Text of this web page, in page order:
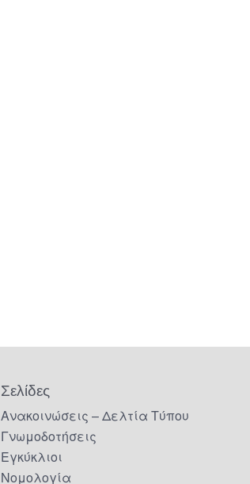
Σελίδες
Ανακοινώσεις – Δελτία Τύπου
Γνωμοδοτήσεις
Εγκύκλιοι
Νομολογία